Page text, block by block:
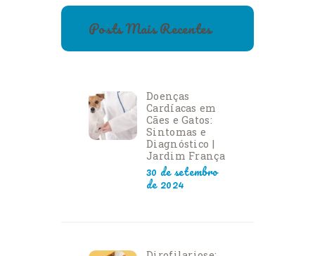
Posts Mais Recentes
Doenças
Cardíacas em
Cães e Gatos:
Sintomas e
Diagnóstico |
Jardim França
30 de setembro
de 2024